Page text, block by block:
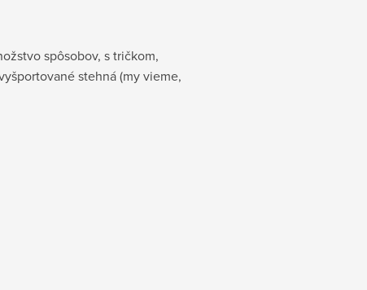
spôsobov, s tričkom,
stehná (my vieme,